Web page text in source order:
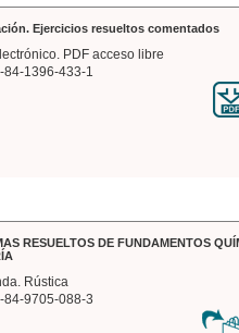
Ejercicios resueltos comentados
PDF acceso libre
84-1396-433-1
RESUELTOS DE FUNDAMENTOS
Rústica
84-9705-088-3